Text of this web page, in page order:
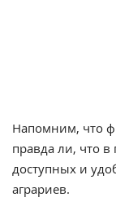
Напомним, что
правда ли, что в
доступных и
аграриев.